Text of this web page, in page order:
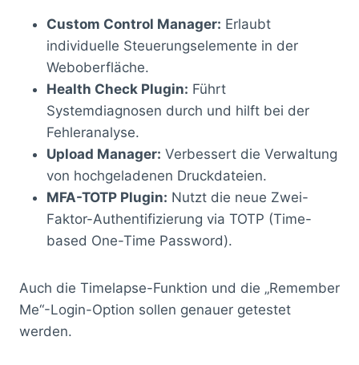
Custom Control Manager: Erlaubt
individuelle Steuerungselemente in der
Weboberfläche.
Health Check Plugin: Führt
Systemdiagnosen durch und hilft bei der
Fehleranalyse.
Upload Manager: Verbessert die Verwaltung
von hochgeladenen Druckdateien.
MFA-TOTP Plugin: Nutzt die neue Zwei-
Faktor-Authentifizierung via TOTP (Time-
based One-Time Password).
Auch die Timelapse-Funktion und die „Remember
Me“-Login-Option sollen genauer getestet
werden.